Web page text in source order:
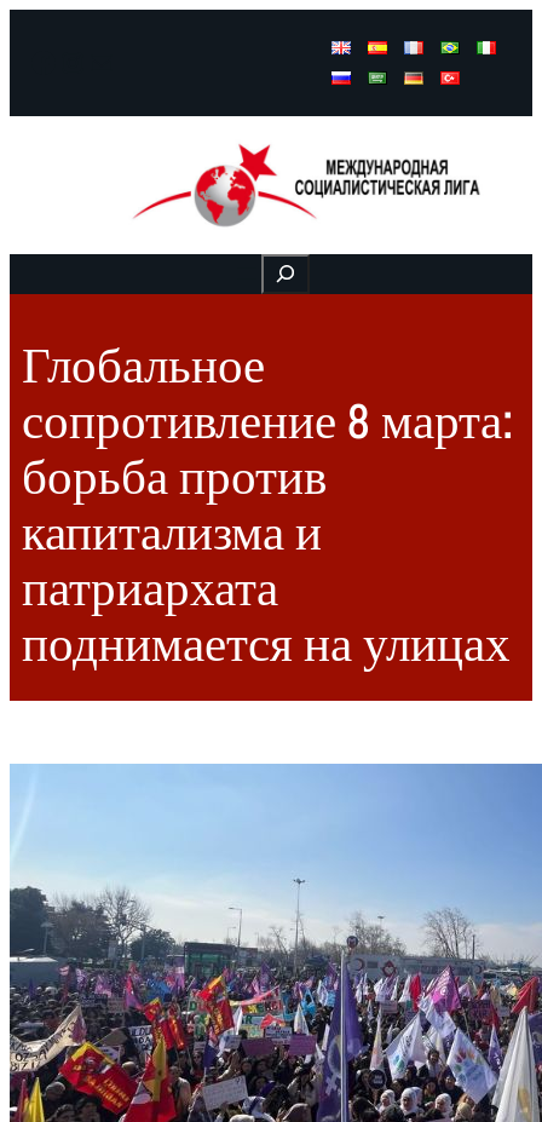
Buscar
Глобальное
сопротивление 8 марта:
борьба против
капитализма и
патриархата
поднимается на улицах